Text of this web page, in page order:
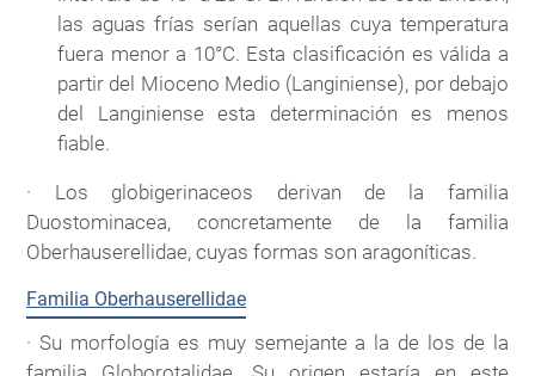
las aguas frías serían aquellas cuya temperatura
fuera menor a 10°C. Esta clasificación es válida a
partir del Mioceno Medio (Langiniense), por debajo
del Langiniense esta determinación es menos
fiable.
· Los globigerinaceos derivan de la familia
Duostominacea, concretamente de la familia
Oberhauserellidae, cuyas formas son aragoníticas.
Familia Oberhauserellidae
· Su morfología es muy semejante a la de los de la